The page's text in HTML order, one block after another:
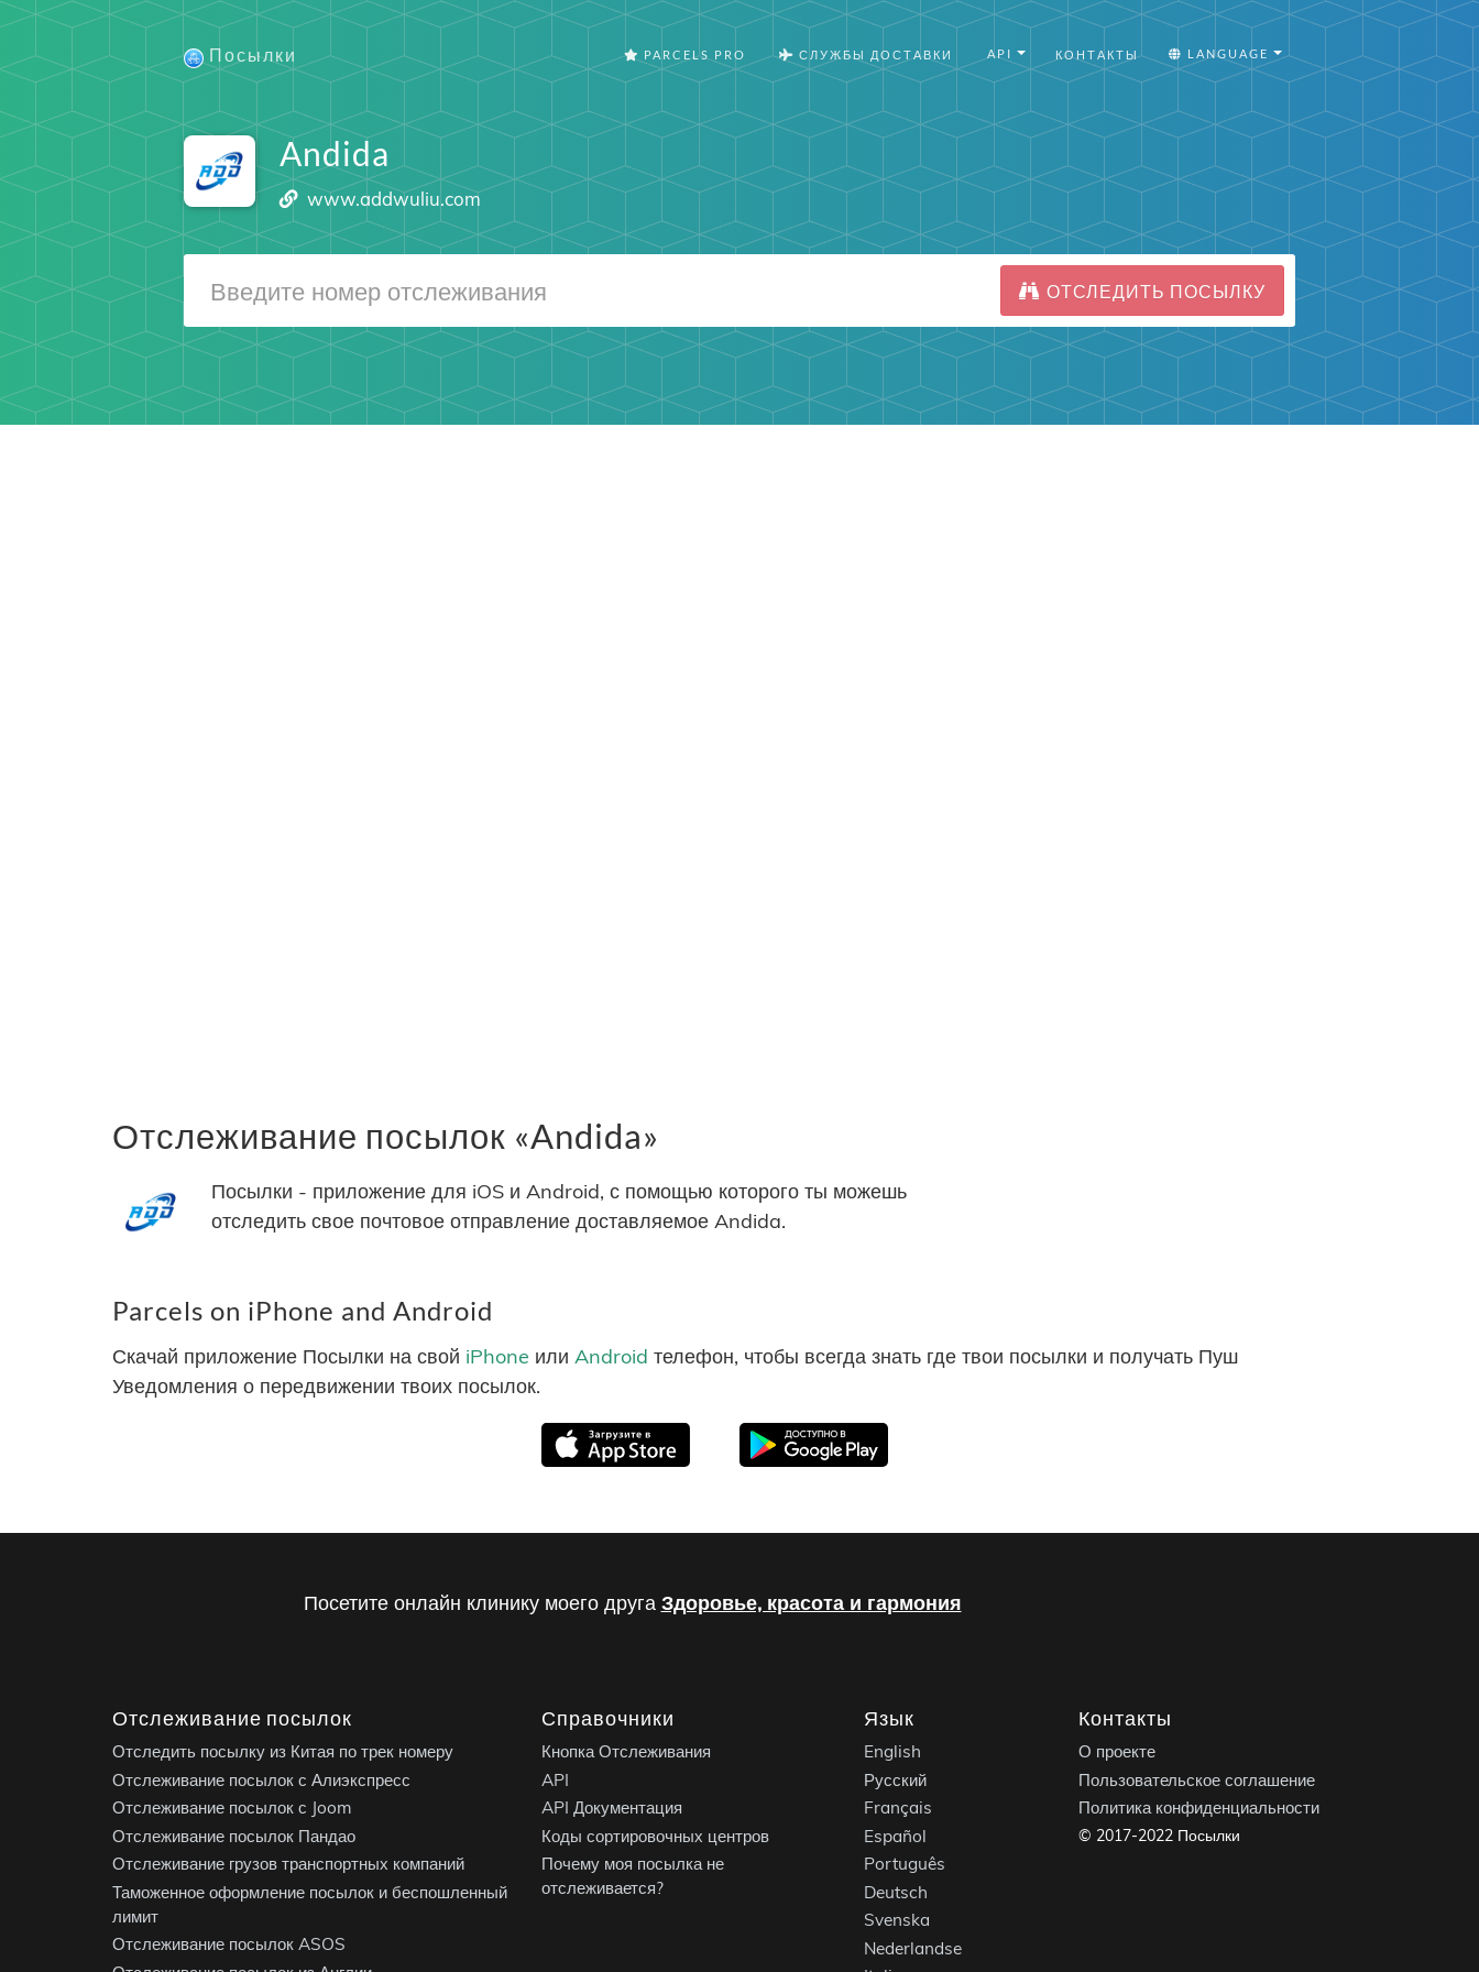
Посылки PARCELS PRO СЛУЖБЫ ДОСТАВКИ API КОНТАКТЫ LANGUAGE
Andida
www.addwuliu.com
ОТСЛЕДИТЬ ПОСЫЛКУ
Отслеживание посылок «Andida»
Посылки - приложение для iOS и Android, с помощью которого ты можешь
отследить свое почтовое отправление доставляемое Andida.
Parcels on iPhone and Android
Скачай приложение Посылки на свой iPhone или Android телефон, чтобы всегда знать где твои посылки и получать Пуш
Уведомления о передвижении твоих посылок.
Посетите онлайн клинику моего друга Здоровье, красота и гармония
Отслеживание посылок
Отследить посылку из Китая по трек номеру
Отслеживание посылок с Алиэкспресс
Отслеживание посылок с Joom
Отслеживание посылок Пандао
Отслеживание грузов транспортных компаний
Таможенное оформление посылок и беспошленный
лимит
Отслеживание посылок ASOS
Справочники
Кнопка Отслеживания
API
API Документация
Коды сортировочных центров
Почему моя посылка не
отслеживается?
Язык
English
Русский
Français
Español
Português
Deutsch
Svenska
Nederlandse
Контакты
О проекте
Пользовательское соглашение
Политика конфиденциальности
© 2017-2022 Посылки